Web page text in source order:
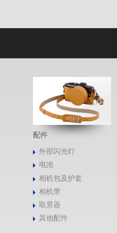
配件
外部闪光灯
电池
相机包及护套
相机带
取景器
其他配件